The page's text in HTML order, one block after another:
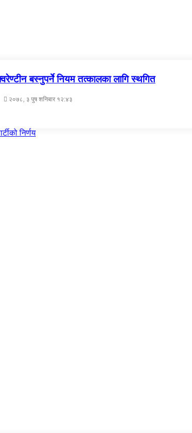
बस्नुपर्ने नियम तत्कालका लागि स्थगित
२०७८, ३ पुष शनिबार १२:४३